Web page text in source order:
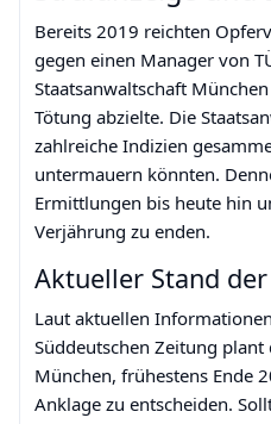
Bereits 2019 reichten
gegen einen Manager von
Staatsanwaltschaft
Tötung abzielte. Die
zahlreiche Indizien
untermauern könnten.
Ermittlungen bis heute hin
Verjährung zu enden.
Aktueller Stand
Laut aktuellen
Süddeutschen Zeitung plant
München, frühestens Ende
Anklage zu entscheiden.